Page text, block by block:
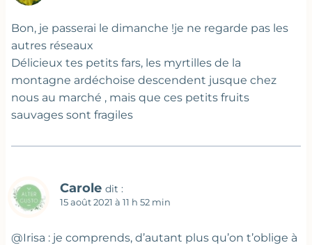
Bon, je passerai le dimanche !je ne regarde pas les
autres réseaux
Délicieux tes petits fars, les myrtilles de la
montagne ardéchoise descendent jusque chez
nous au marché , mais que ces petits fruits
sauvages sont fragiles
Carole dit :
15 août 2021 à 11 h 52 min
@Irisa : je comprends, d’autant plus qu’on t’oblige à